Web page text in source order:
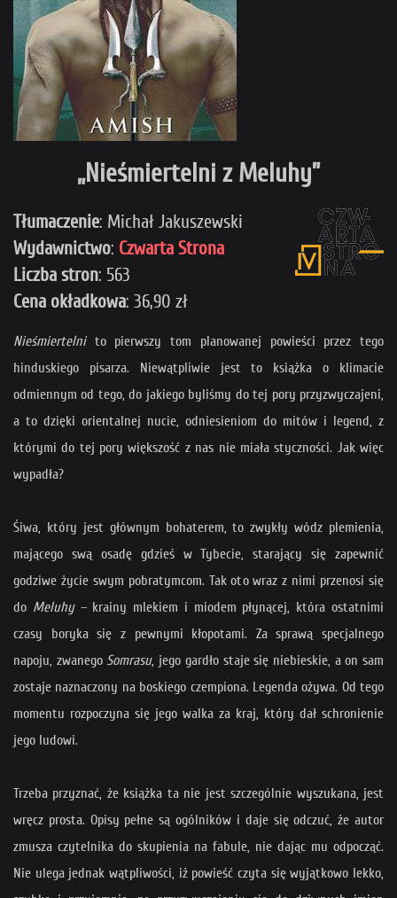
„Nieśmiertelni z Meluhy”
Tłumaczenie: Michał Jakuszewski
Wydawnictwo: Czwarta Strona
Liczba stron: 563
Cena okładkowa: 36,90 zł
Nieśmiertelnito pierwszy tom planowanej powieści przez tego
hinduskiego pisarza. Niewątpliwie jest to książka o klimacie
odmiennym od tego, do jakiego byliśmy do tej pory przyzwyczajeni,
a to dzięki orientalnej nucie, odniesieniom do mitów i legend, z
którymi do tej pory większość z nas nie miała styczności. Jak więc
wypadła?
Śiwa, który jest głównym bohaterem, to zwykły wódz plemienia,
mającego swą osadę gdzieś w Tybecie, starający się zapewnić
godziwe życie swym pobratymcom. Tak oto wraz z nimi przenosi się
do Meluhy– krainy mlekiem i miodem płynącej, która ostatnimi
czasy boryka się z pewnymi kłopotami. Za sprawą specjalnego
napoju, zwanegoSomrasu, jego gardło staje się niebieskie, a on sam
zostaje naznaczony na boskiego czempiona. Legenda ożywa. Od tego
momentu rozpoczyna się jego walka za kraj, który dał schronienie
jego ludowi.
Trzeba przyznać, że książka ta nie jest szczególnie wyszukana, jest
wręcz prosta. Opisy pełne są ogólników i daje się odczuć, że autor
zmusza czytelnika do skupienia na fabule, nie dając mu odpocząć.
Nie ulega jednak wątpliwości, iż powieść czyta się wyjątkowo lekko,